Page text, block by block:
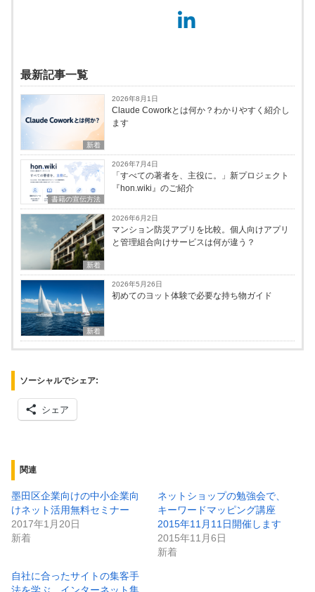
最新記事一覧
新着
2026年8月1日
Claude Coworkとは何か？わかりやすく紹介し
ます
書籍の宣伝方法
2026年7月4日
「すべての著者を、主役に。」新プロジェクト
『hon.wiki』のご紹介
新着
2026年6月2日
マンション防災アプリを比較。個人向けアプリ
と管理組合向けサービスは何が違う？
新着
2026年5月26日
初めてのヨット体験で必要な持ち物ガイド
ソーシャルでシェア:
シェア
関連
墨田区企業向けの中小企業向
けネット活用無料セミナー
2017年1月20日
新着
ネットショップの勉強会で、
キーワードマッピング講座
2015年11月11日開催します
2015年11月6日
新着
自社に合ったサイトの集客手